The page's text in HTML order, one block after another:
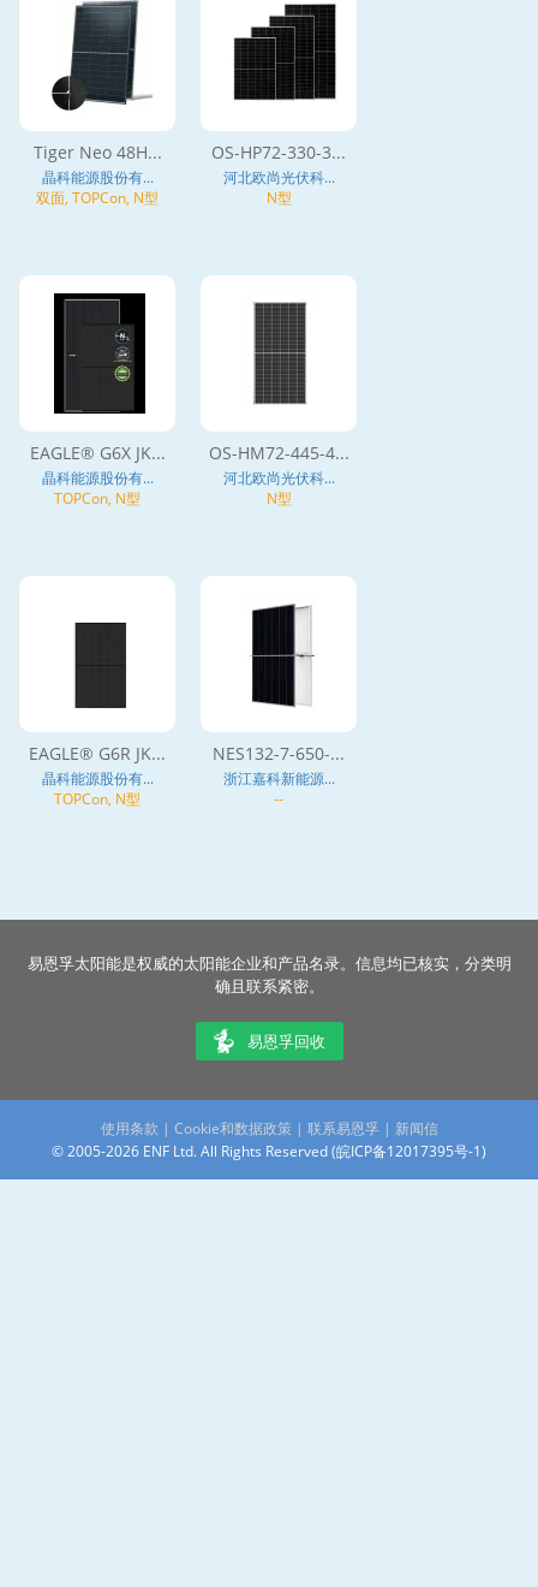
Tiger Neo 48H...
晶科能源股份有...
双面, TOPCon, N型
OS-HP72-330-3...
河北欧尚光伏科...
N型
EAGLE® G6X JK...
晶科能源股份有...
TOPCon, N型
OS-HM72-445-4...
河北欧尚光伏科...
N型
EAGLE® G6R JK...
晶科能源股份有...
TOPCon, N型
NES132-7-650-...
浙江嘉科新能源...
--
易恩孚太阳能是权威的太阳能企业和产品名录。信息均已核实，分类明
确且联系紧密。
易恩孚回收
使用条款 | Cookie和数据政策| 联系易恩孚 | 新闻信
© 2005-2026 ENF Ltd. All Rights Reserved (皖ICP备12017395号-1)